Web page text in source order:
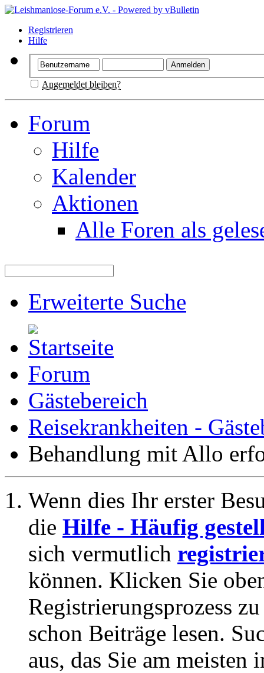
Registrieren
Hilfe
Angemeldet bleiben?
Forum
Hilfe
Kalender
Aktionen
Alle Foren als
Erweiterte Suche
Forum
Gästebereich
Reisekrankheiten -
Behandlung mit Allo
Wenn dies Ihr erster
die Hilfe - Häufig
sich vermutlich
können. Klicken Sie
Registrierungsprozess
schon Beiträge lesen.
aus, das Sie am meisten